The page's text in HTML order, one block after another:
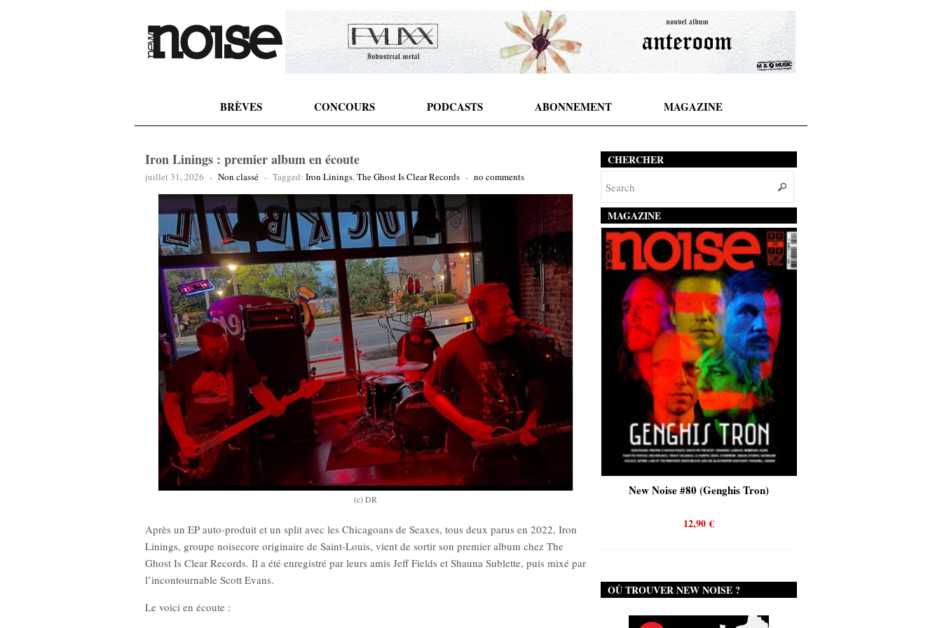
BRÈVES CONCOURS PODCASTS ABONNEMENT MAGAZINE
Iron Linings : premier album en écoute
juillet 31, 2026 - Non classé - Tagged: Iron Linings,The Ghost Is Clear Records - no comments
(c) DR
Après un EP auto-produit et un split avec les Chicagoans de Seaxes, tous deux parus en 2022, Iron
Linings, groupe noisecore originaire de Saint-Louis, vient de sortir son premier album chez The
Ghost Is Clear Records. Il a été enregistré par leurs amis Jeff Fields et Shauna Sublette, puis mixé par
l’incontournable Scott Evans.
Le voici en écoute :
CHERCHER
MAGAZINE
New Noise #79 (Neurosis)
12,90
New Noise #80 (Genghis Tron) New Noise #80 (Quicksand)
OÙ TROUVER NEW NOISE ?